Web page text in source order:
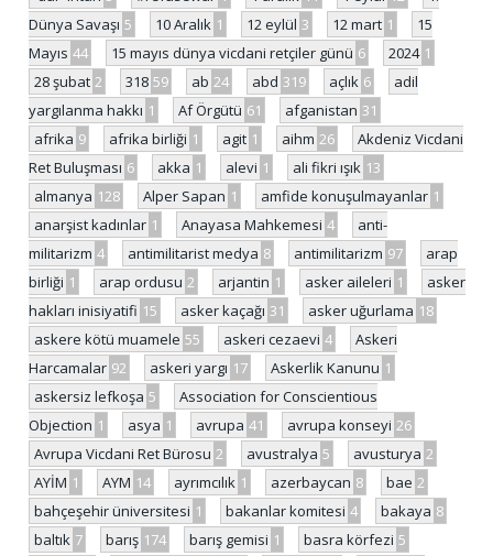
Dünya Savaşı 5 10 Aralık 1 12 eylül 3 12 mart 1
15
Mayıs 44 15 mayıs dünya vicdani retçiler günü 6 2024 1
28 şubat 2 318 59 ab 24 abd 319 açlık 6
adil
yargılanma hakkı 1 Af Örgütü 61 afganistan 31
afrika 9 afrika birliği 1 agit 1 aihm 26
Akdeniz Vicdani
Ret Buluşması 6 akka 1 alevi 1 ali fikri ışık 13
almanya 128 Alper Sapan 1 amfide konuşulmayanlar 1
anarşist kadınlar 1 Anayasa Mahkemesi 4
anti-
militarizm 4 antimilitarist medya 8 antimilitarizm 97
arap
birliği 1 arap ordusu 2 arjantin 1 asker aileleri 1
asker
hakları inisiyatifi 15 asker kaçağı 31 asker uğurlama 18
askere kötü muamele 55 askeri cezaevi 4
Askeri
Harcamalar 92 askeri yargı 17 Askerlik Kanunu 1
askersiz lefkoşa 5
Association for Conscientious
Objection 1 asya 1 avrupa 41 avrupa konseyi 26
Avrupa Vicdani Ret Bürosu 2 avustralya 5 avusturya 2
AYİM 1 AYM 14 ayrımcılık 1 azerbaycan 8 bae 2
bahçeşehir üniversitesi 1 bakanlar komitesi 4 bakaya 8
baltık 7 barış 174 barış gemisi 1 basra körfezi 5